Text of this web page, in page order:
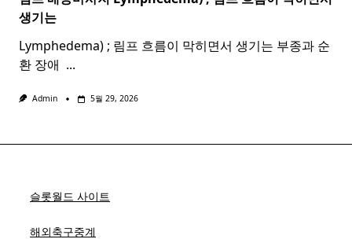
생기는
Lymphedema) ; 림프 흐름이 막히면서 생기는 부종과 순
환 장애 ​ ...
Admin 5월 29, 2026
슬롯월드 사이트
해외축구중계